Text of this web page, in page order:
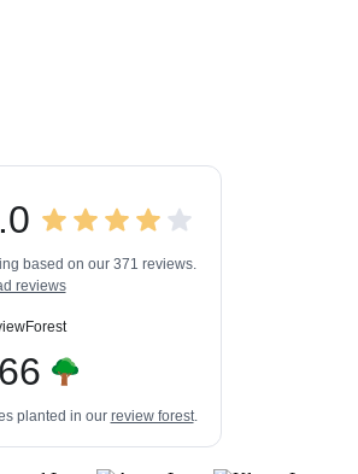
Erfahrungen zu
3
ProvenExpert.com
Profil werfen
06.08.2026
based on our 371 reviews.
reviews
planted in our review forest.